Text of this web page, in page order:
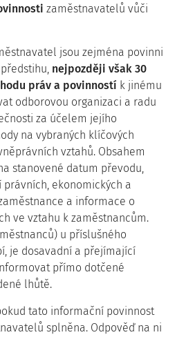
zaměstnavatelů vůči
jsou zejména povinni
nejpozději však 30
práv a povinností k jinému
odborovou organizaci a radu
za účelem jejího
na vybraných klíčových
vztahů. Obsahem
stanovené datum převodu,
ekonomických a
a informace o
ve vztahu k zaměstnancům.
u příslušného
je dosavadní a přejímající
přímo dotčené
lhůtě.
tato informační povinnost
splněna. Odpověď na ni